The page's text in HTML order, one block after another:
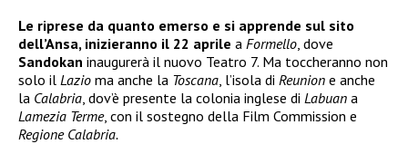
Le riprese da quanto emerso e si apprende sul sito
dell’Ansa, inizieranno il 22 aprile a Formello , dove
Sandokan inaugurerà il nuovo Teatro 7. Ma toccheranno non
solo il Lazio ma anche la Toscana , l’isola di Reunion e anche
la Calabria , dov’è presente la colonia inglese di Labuan a
Lamezia Terme, con il sostegno della Film Commission e
Regione Calabria.